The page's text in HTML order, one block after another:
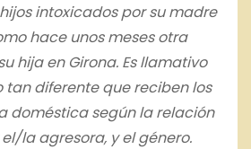
intoxicados por su madre
hace unos meses otra
hija en Girona. Es llamativo
diferente que reciben los
doméstica según la relación
la agresora, y el género.